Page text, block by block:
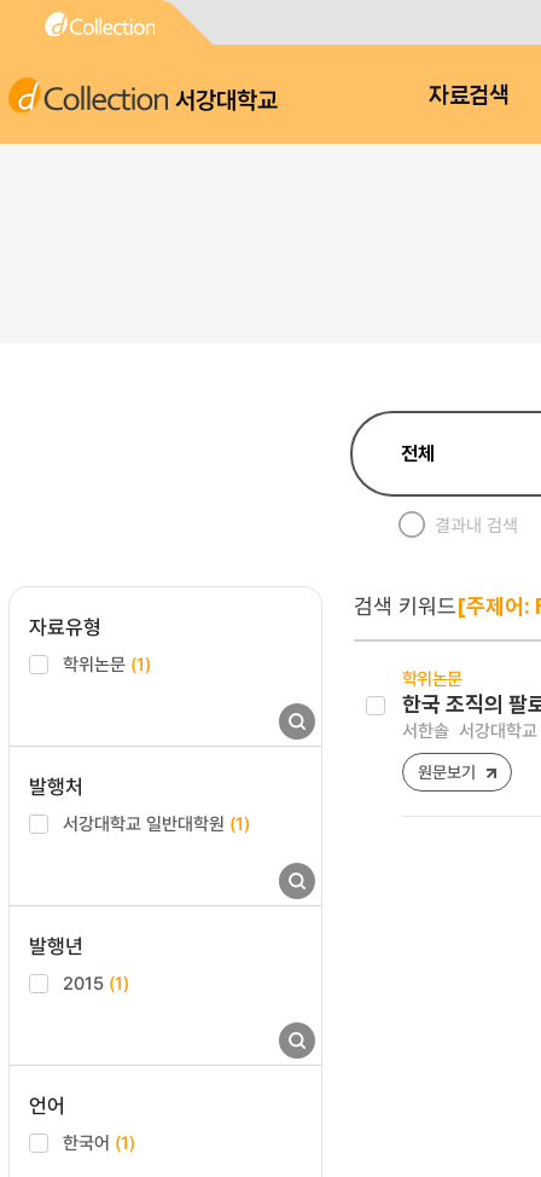
서강대학교 자료검색
결과내 검색
자료유형
학위논문 (1)
발행처
서강대학교 일반대학원 (1)
발행년
2015 (1)
언어
한국어 (1)
검색 키워드[주제어
학위논문
한국 조직의 팔
서한솔 서강대학
원문보기